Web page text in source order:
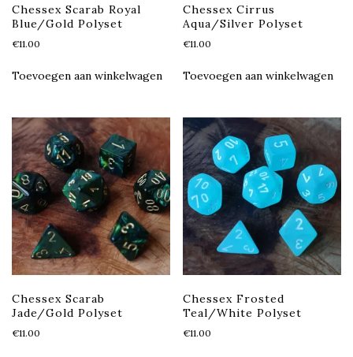
Chessex Scarab Royal
Blue/Gold Polyset
€11.00
Toevoegen aan winkelwagen
Chessex Cirrus
Aqua/Silver Polyset
€11.00
Toevoegen aan winkelwagen
Chessex Scarab
Jade/Gold Polyset
€11.00
Chessex Frosted
Teal/White Polyset
€11.00